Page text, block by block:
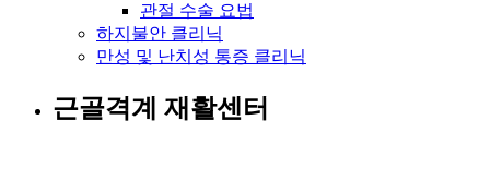
관절 수술 요법
하지불안 클리닉
만성 및 난치성 통증 클리닉
근골격계 재활센터